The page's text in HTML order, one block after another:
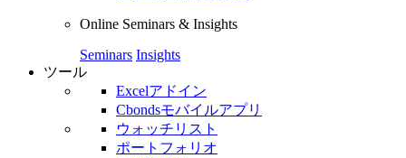
Online Seminars & Insights
Seminars Insights
ツール
Excelアドイン
Cbondsモバイルアプリ
ウォッチリスト
ポートフォリオ